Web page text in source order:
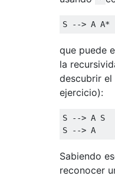
que puede
la
descubrir
ejercicio):
S --> A S
Sabiendo
reconocer